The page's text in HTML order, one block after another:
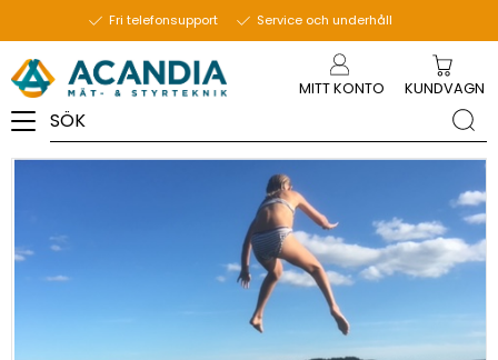
Fri telefonsupport Service och underhåll
MITT KONTO KUNDVAGN